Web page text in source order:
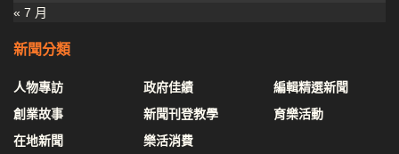
« 7 月
新聞分類
人物專訪
創業故事
在地新聞
政府佳績
新聞刊登教學
樂活消費
編輯精選新聞
育樂活動